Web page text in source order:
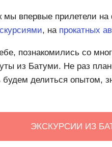
мы впервые прилетели
, на прокатных
познакомились со
из Батуми. Не раз
делиться опытом,
ЭКСКУРСИИ ИЗ